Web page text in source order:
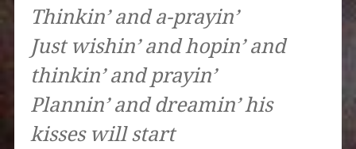
Thinkin’ and a-prayin’
Just wishin’ and hopin’ and
thinkin’ and prayin’
Plannin’ and dreamin’ his
kisses will start